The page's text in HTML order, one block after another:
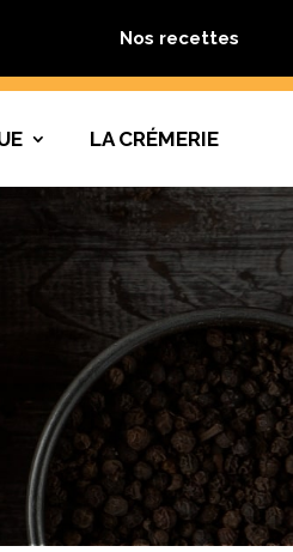
Nos recettes
LA CRÉMERIE